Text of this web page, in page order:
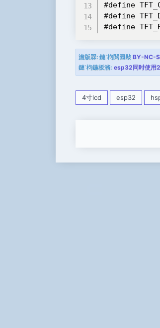
#define
#define
#define
澹版槑: 鏈枃閲囩敤 BY-NC-
鏈枃鍦板潃: esp32同时使用
4寸lcd esp32